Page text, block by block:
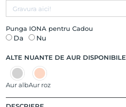
Punga IONA pentru Cadou
Da Nu
ALTE NUANTE DE AUR DISPONIBILE
Aur albAur roz